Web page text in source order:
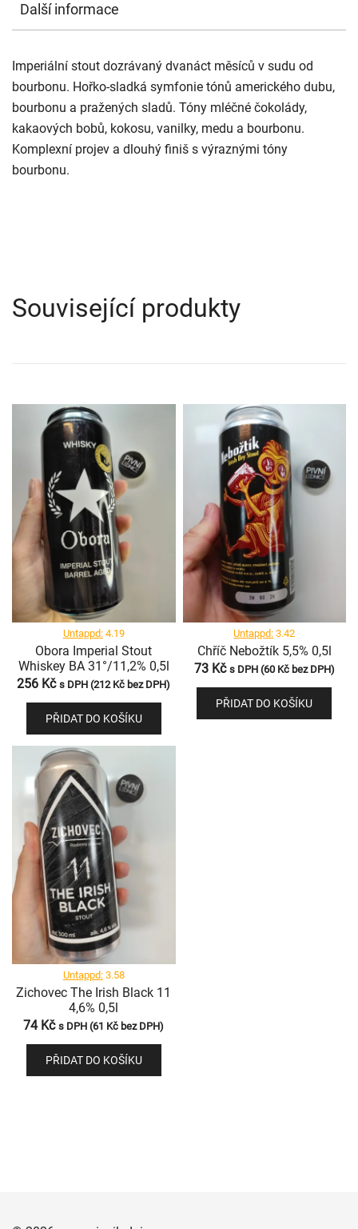
Další informace
Imperiální stout dozrávaný dvanáct měsíců v sudu od
bourbonu. Hořko-sladká symfonie tónů amerického dubu,
bourbonu a pražených sladů. Tóny mléčné čokolády,
kakaových bobů, kokosu, vanilky, medu a bourbonu.
Komplexní projev a dlouhý finiš s výraznými tóny
bourbonu.
Související produkty
Whiskey Barrel Aged
Untappd:4.19
Obora Imperial Stout
Whiskey BA 31°/11,2% 0,5l
256 Kč s DPH (212 Kč bez DPH)
PŘIDAT DO KOŠÍKU
Untappd: 3.42
Chříč Nebožtík 5,5% 0,5l
73 Kč s DPH (60 Kčbez DPH)
PŘIDAT DO KOŠÍKU
Irish Dry Stout
Untappd:3.58
Zichovec The Irish Black 11
4,6% 0,5l
74 Kč s DPH (61 Kč bez DPH)
PŘIDAT DO KOŠÍKU